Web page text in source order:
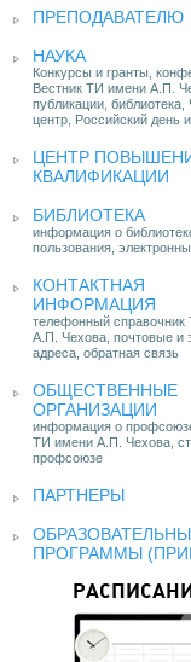
ПРЕПОДАВАТЕЛЮ
НАУКА
Конкурсы и гранты,
Вестник ТИ имени А.П.
публикации, библиотека,
центр, Российский день
ЦЕНТР
КВАЛИФИКАЦИИ
БИБЛИОТЕКА
информация о
пользования,
КОНТАКТНАЯ
ИНФОРМАЦИЯ
телефонный
А.П. Чехова, почтовые и
адреса, обратная связь
ОБЩЕСТВЕННЫЕ
ОРГАНИЗАЦИИ
информация о
ТИ имени А.П. Чехова,
профсоюзе
ПАРТНЕРЫ
ПРОГРАММЫ